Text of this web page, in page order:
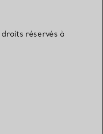
réservés à